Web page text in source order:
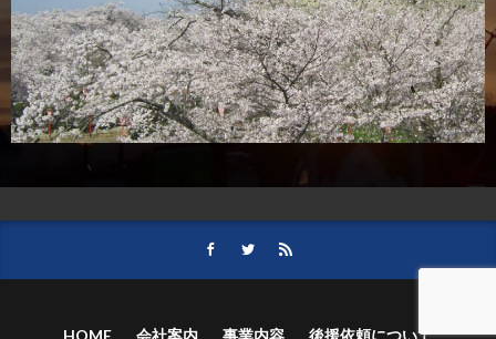
HOME 会社案内 事業内容 後援依頼について